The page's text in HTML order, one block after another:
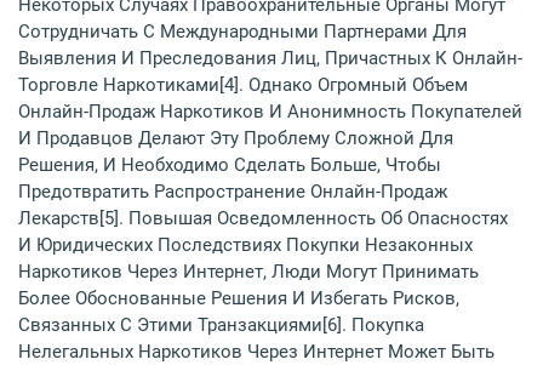
Некоторых Случаях Правоохранительные Органы Могут
Сотрудничать С Международными Партнерами Для
Выявления И Преследования Лиц, Причастных К Онлайн-
Торговле Наркотиками[4]. Однако Огромный Объем
Онлайн-Продаж Наркотиков И Анонимность Покупателей
И Продавцов Делают Эту Проблему Сложной Для
Решения, И Необходимо Сделать Больше, Чтобы
Предотвратить Распространение Онлайн-Продаж
Лекарств[5]. Повышая Осведомленность Об Опасностях
И Юридических Последствиях Покупки Незаконных
Наркотиков Через Интернет, Люди Могут Принимать
Более Обоснованные Решения И Избегать Рисков,
Связанных С Этими Транзакциями[6]. Покупка
Нелегальных Наркотиков Через Интернет Может Быть